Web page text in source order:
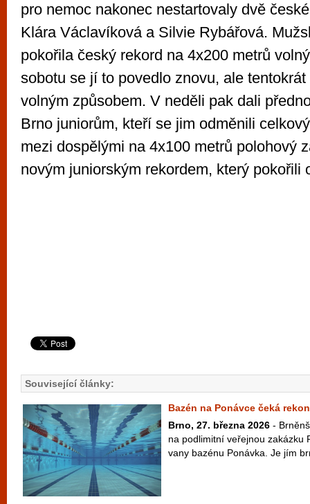
pro nemoc nakonec nestartovaly dvě
Klára Václavíková a Silvie Rybářová.
pokořila český rekord na 4x200 metrů
sobotu se jí to povedlo znovu, ale
volným způsobem. V neděli pak dali
Brno juniorům, kteří se jim odměnili
mezi dospělými na 4x100 metrů polohový
novým juniorským rekordem, který pokořili
Související články:
Bazén na Ponávce čeká
Brno, 27. března 2026 -
na podlimitní veřejnou zakázku
vany bazénu Ponávka. Je jím